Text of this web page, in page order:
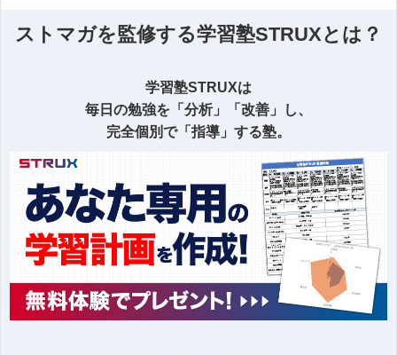
ストマガを監修する学習塾STRUXとは？
学習塾STRUXは
毎日の勉強を「分析」「改善」し、
完全個別で「指導」する塾。